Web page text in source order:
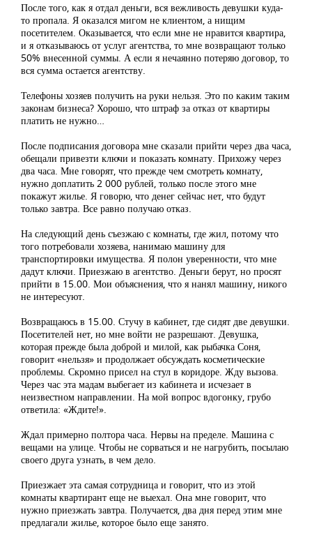
После того, как я отдал деньги, вся вежливость девушки куда-
то пропала. Я оказался мигом не клиентом, а нищим
посетителем. Оказывается, что если мне не нравится квартира,
и я отказываюсь от услуг агентства, то мне возвращают только
50% внесенной суммы. А если я нечаянно потеряю договор, то
вся сумма остается агентству.
Телефоны хозяев получить на руки нельзя. Это по каким таким
законам бизнеса? Хорошо, что штраф за отказ от квартиры
платить не нужно…
После подписания договора мне сказали прийти через два часа,
обещали привезти ключи и показать комнату. Прихожу через
два часа. Мне говорят, что прежде чем смотреть комнату,
нужно доплатить 2 000 рублей, только после этого мне
покажут жилье. Я говорю, что денег сейчас нет, что будут
только завтра. Все равно получаю отказ.
На следующий день съезжаю с комнаты, где жил, потому что
того потребовали хозяева, нанимаю машину для
транспортировки имущества. Я полон уверенности, что мне
дадут ключи. Приезжаю в агентство. Деньги берут, но просят
прийти в 15.00. Мои объяснения, что я нанял машину, никого
не интересуют.
Возвращаюсь в 15.00. Стучу в кабинет, где сидят две девушки.
Посетителей нет, но мне войти не разрешают. Девушка,
которая прежде была доброй и милой, как рыбачка Соня,
говорит «нельзя» и продолжает обсуждать косметические
проблемы. Скромно присел на стул в коридоре. Жду вызова.
Через час эта мадам выбегает из кабинета и исчезает в
неизвестном направлении. На мой вопрос вдогонку, грубо
ответила: «Ждите!».
Ждал примерно полтора часа. Нервы на пределе. Машина с
вещами на улице. Чтобы не сорваться и не нагрубить, посылаю
своего друга узнать, в чем дело.
Приезжает эта самая сотрудница и говорит, что из этой
комнаты квартирант еще не выехал. Она мне говорит, что
нужно приезжать завтра. Получается, два дня перед этим мне
предлагали жилье, которое было еще занято.